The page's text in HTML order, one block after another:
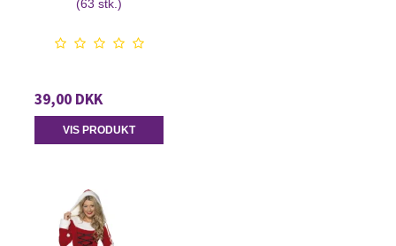
(63 stk.)
39,00 DKK
VIS PRODUKT